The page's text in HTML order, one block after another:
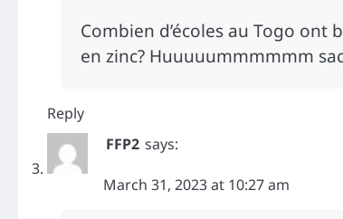
Combien d’écoles au Togo
en zinc? Huuuuummmmmm
Reply
FFP2 says:
March 31, 2023 at 10:27 am